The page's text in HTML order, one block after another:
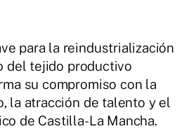
para la reindustrialización
del tejido productivo
su compromiso con la
la atracción de talento y el
de Castilla-La Mancha.